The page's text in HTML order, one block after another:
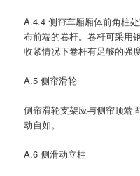
A.4.4 侧帘车厢厢体前角柱
布前端的卷杆。卷杆可采用
收紧情况下卷杆有足够的强
A.5 侧帘滑轮
侧帘滑轮支架应与侧帘顶端
动自如。
A.6 侧滑动立柱